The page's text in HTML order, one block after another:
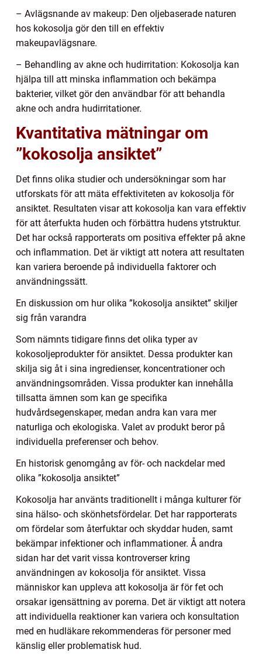
– Avlägsnande av makeup: Den oljebaserade naturen
hos kokosolja gör den till en effektiv
makeupavlägsnare.
– Behandling av akne och hudirritation: Kokosolja kan
hjälpa till att minska inflammation och bekämpa
bakterier, vilket gör den användbar för att behandla
akne och andra hudirritationer.
Kvantitativa mätningar om
”kokosolja ansiktet”
Det finns olika studier och undersökningar som har
utforskats för att mäta effektiviteten av kokosolja för
ansiktet. Resultaten visar att kokosolja kan vara effektiv
för att återfukta huden och förbättra hudens ytstruktur.
Det har också rapporterats om positiva effekter på akne
och inflammation. Det är viktigt att notera att resultaten
kan variera beroende på individuella faktorer och
användningssätt.
En diskussion om hur olika ”kokosolja ansiktet” skiljer
sig från varandra
Som nämnts tidigare finns det olika typer av
kokosoljeprodukter för ansiktet. Dessa produkter kan
skilja sig åt i sina ingredienser, koncentrationer och
användningsområden. Vissa produkter kan innehålla
tillsatta ämnen som kan ge specifika
hudvårdsegenskaper, medan andra kan vara mer
naturliga och ekologiska. Valet av produkt beror på
individuella preferenser och behov.
En historisk genomgång av för- och nackdelar med
olika ”kokosolja ansiktet”
Kokosolja har använts traditionellt i många kulturer för
sina hälso- och skönhetsfördelar. Det har rapporterats
om fördelar som återfuktar och skyddar huden, samt
bekämpar infektioner och inflammationer. Å andra
sidan har det varit vissa kontroverser kring
användningen av kokosolja för ansiktet. Vissa
människor kan uppleva att kokosolja är för fet och
orsakar igensättning av porerna. Det är viktigt att notera
att individuella reaktioner kan variera och konsultation
med en hudläkare rekommenderas för personer med
känslig eller problematisk hud.